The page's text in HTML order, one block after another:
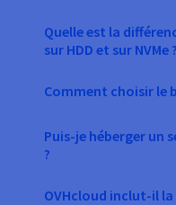
Quelle est la
sur HDD et sur NVMe ?
Comment choisir le
Puis-je héberger un
?
OVHcloud inclut-il